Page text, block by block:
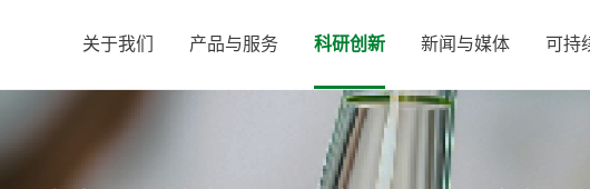
关于我们 产品与服务 科研创新 新闻与媒体 可持